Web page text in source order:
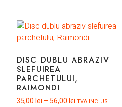
DISC DUBLU ABRAZIV
SLEFUIREA
PARCHETULUI,
RAIMONDI
35,00 lei – 56,00 lei TVA INCLUS